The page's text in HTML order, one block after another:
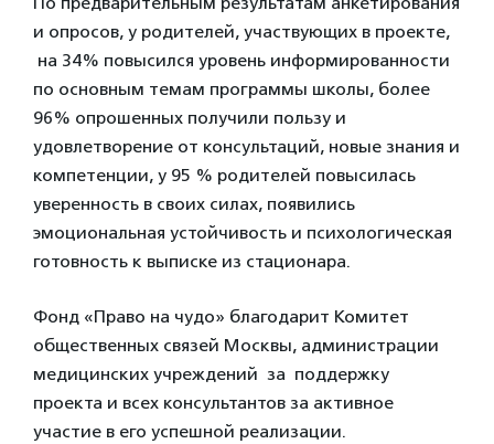
и опросов, у родителей, участвующих в проекте,
на 34% повысился уровень информированности
по основным темам программы школы, более
96% опрошенных получили пользу и
удовлетворение от консультаций, новые знания и
компетенции, у 95 % родителей повысилась
уверенность в своих силах, появились
эмоциональная устойчивость и психологическая
готовность к выписке из стационара.
Фонд «Право на чудо» благодарит Комитет
общественных связей Москвы, администрации
медицинских учреждений за поддержку
проекта и всех консультантов за активное
участие в его успешной реализации.